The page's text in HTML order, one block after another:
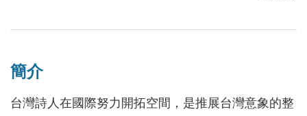
在各國發行，使台灣詩人心聲透過作品傳佈國際間。
暇的趨向。
多年來進行國際詩交流活動最困擾的問題，莫如臨時
簡介
台灣詩人在國際努力開拓空間，是推展台灣意象的整